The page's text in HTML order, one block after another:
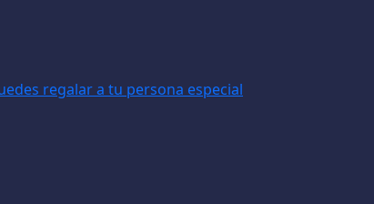
regalar a tu persona especial